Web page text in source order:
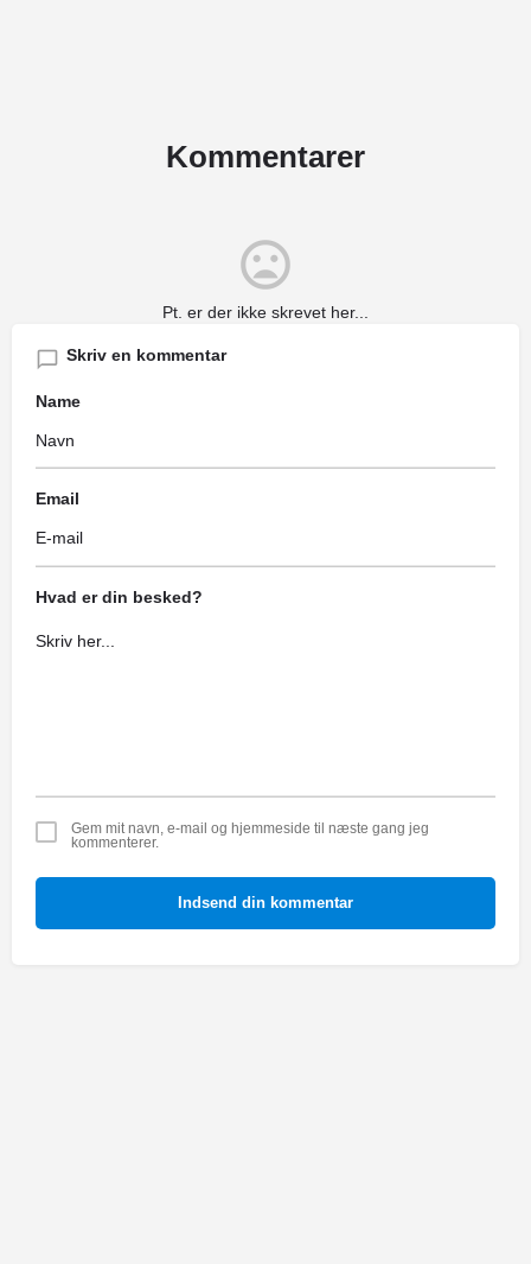
Kommentarer
Pt. er der ikke skrevet her...
Skriv en kommentar
Name
Email
Hvad er din besked?
Gem mit navn, e-mail og hjemmeside til næste gang jeg
kommenterer.
Indsend din kommentar